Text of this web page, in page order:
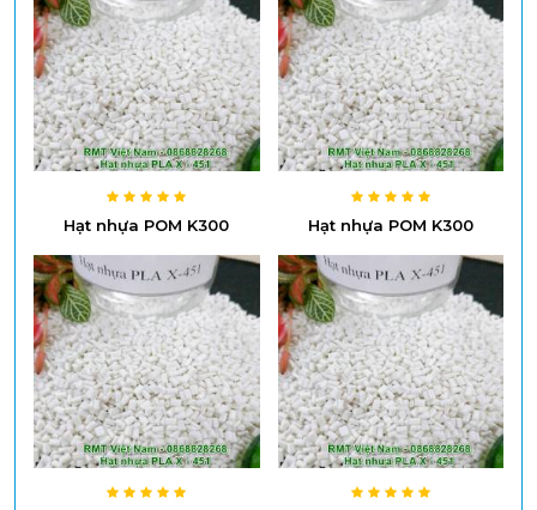
Hạt nhựa POM K300 Hạt nhựa POM K300